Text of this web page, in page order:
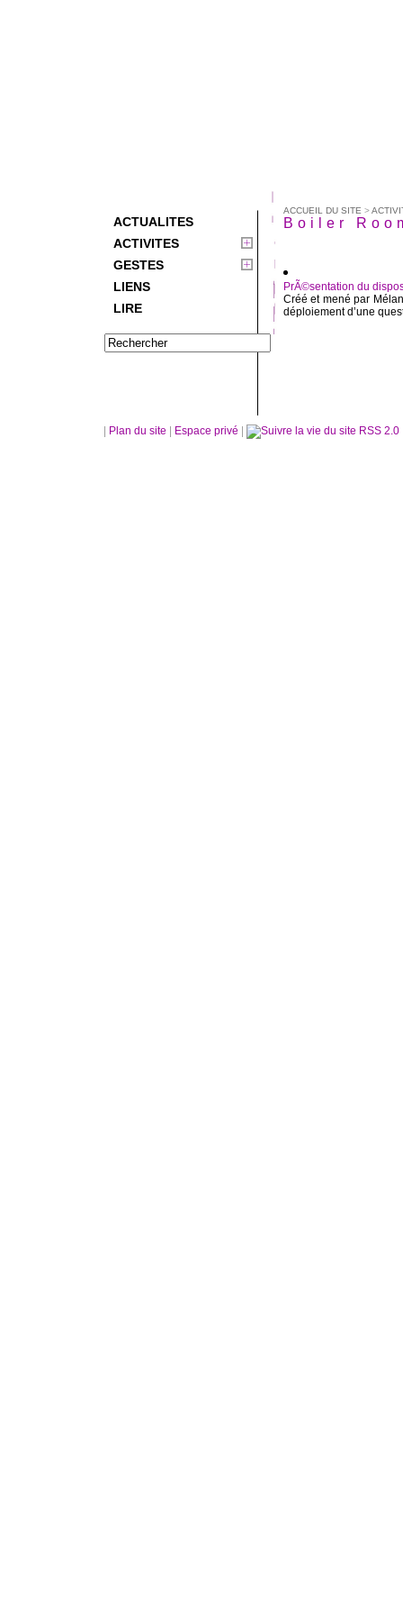
ACTUALITES
ACTIVITES
GESTES
LIENS
LIRE
ACCUEIL DU SITE >
Boiler
PrÃ©sentation du
Créé et mené par
déploiement d’une
Plan du site Espace privé RSS 2.0